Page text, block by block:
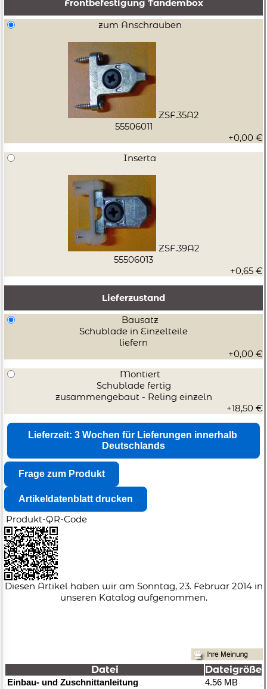
Frontbefestigung Tandembox
zum Anschrauben
ZSF.35A2
55506011
+0,00 €
Inserta
ZSF.39A2
55506013
+0,65 €
Lieferzustand
Bausatz
Schublade in Einzelteile
liefern
+0,00 €
Montiert
Schublade fertig
zusammengebaut - Reling einzeln
+18,50 €
Produkt-QR-Code
Diesen Artikel haben wir am Sonntag, 23. Februar 2014 in
unseren Katalog aufgenommen.
Datei Dateigröße
Einbau- und Zuschnittanleitung 4.56 MB